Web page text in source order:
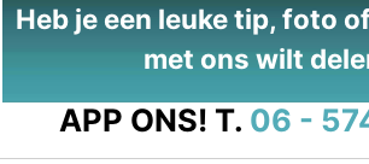
Heb je een leuke tip, foto
met ons wilt
APP ONS! T. 06 -